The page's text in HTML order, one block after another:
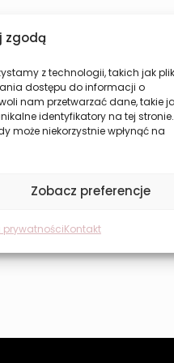
zgodą
z technologii, takich jak
dostępu do informacji o
nam przetwarzać dane, takie
identyfikatory na tej stronie.
może niekorzystnie wpłynąć na
Zobacz preferencje
prywatnościKontakt